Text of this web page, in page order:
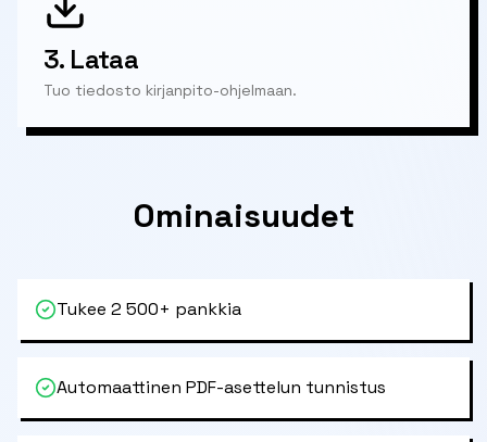
3. Lataa
Tuo tiedosto kirjanpito-ohjelmaan.
Ominaisuudet
Tukee 2 500+ pankkia
Automaattinen PDF-asettelun tunnistus